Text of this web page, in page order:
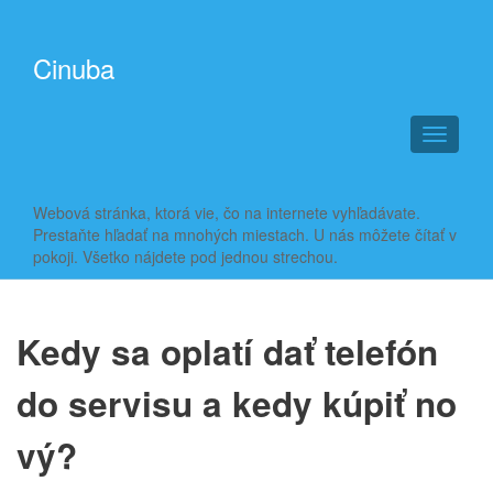
Cinuba
T
o
e
g
t
i
Webová stránka, ktorá vie, čo na internete vyhľadávate.
Prestaňte hľadať na mnohých miestach. U nás môžete čítať v
pokoji. Všetko nájdete pod jednou strechou.
Kedy sa oplatí dať telefón
do servisu a kedy kúpiť no
vý?